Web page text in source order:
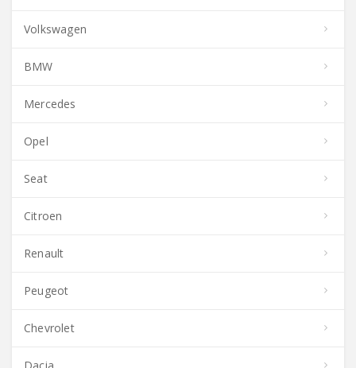
Volkswagen
BMW
Mercedes
Opel
Seat
Citroen
Renault
Peugeot
Chevrolet